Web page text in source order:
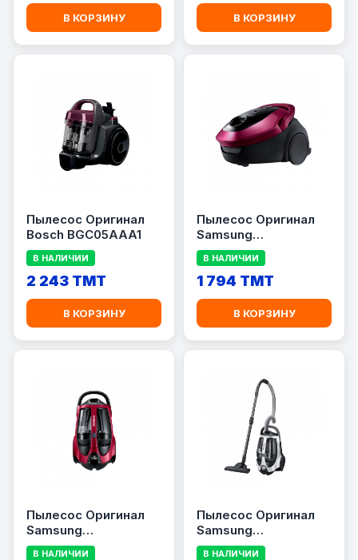
В КОРЗИНУ В КОРЗИНУ
Пылесос Оригинал
Bosch BGC05AAA1
В НАЛИЧИИ
2 243 TMT
В КОРЗИНУ
Пылесос Оригинал
Samsung
VC20M2560JP/EV
В НАЛИЧИИ
1 794 TMT
В КОРЗИНУ
Пылесос Оригинал
Samsung
VCC885FH3P/XEV
В НАЛИЧИИ
Пылесос Оригинал
Samsung
VCC8835V37/XEV
В НАЛИЧИИ